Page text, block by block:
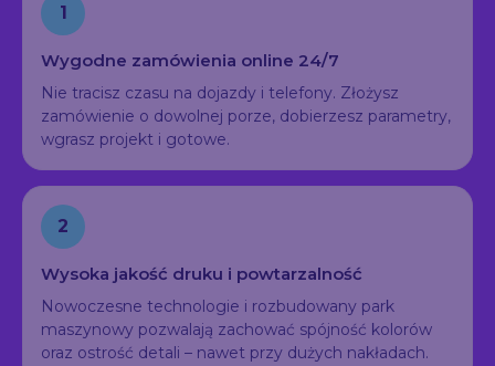
1
Wygodne zamówienia online 24/7
Nie tracisz czasu na dojazdy i telefony. Złożysz
zamówienie o dowolnej porze, dobierzesz parametry,
wgrasz projekt i gotowe.
2
Wysoka jakość druku i powtarzalność
Nowoczesne technologie i rozbudowany park
maszynowy pozwalają zachować spójność kolorów
oraz ostrość detali – nawet przy dużych nakładach.